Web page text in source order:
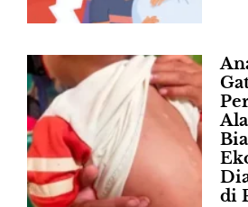
di